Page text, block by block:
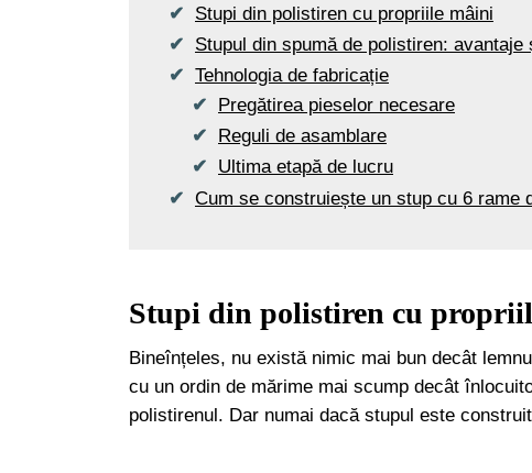
Stupi din polistiren cu propriile mâini
Stupul din spumă de polistiren: avantaje
Tehnologia de fabricație
Pregătirea pieselor necesare
Reguli de asamblare
Ultima etapă de lucru
Cum se construiește un stup cu 6 rame
Stupi din polistiren cu
Bineînțeles, nu există nimic mai bun decât
cu un ordin de mărime mai scump decât
polistirenul. Dar numai dacă stupul este